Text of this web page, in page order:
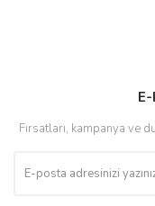
Fırsatları, kampanya ve